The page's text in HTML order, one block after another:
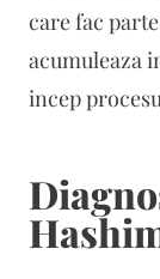
care fac
acumuleaza
incep